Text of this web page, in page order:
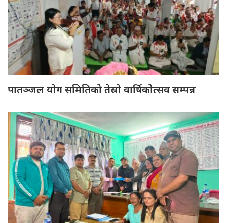
पातञ्जल योग समितिको तेस्रो वार्षिकोत्सव सम्पन्न